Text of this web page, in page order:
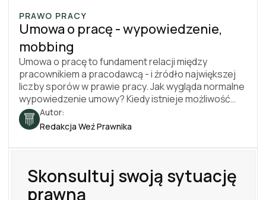
PRAWO PRACY
Umowa o pracę - wypowiedzenie,
mobbing
Umowa o pracę to fundament relacji między
pracownikiem a pracodawcą - i źródło największej
liczby sporów w prawie pracy. Jak wygląda normalne
wypowiedzenie umowy? Kiedy istnieje możliwość
zwolnienia dyscyplinarnego? Co przysługuje przy
utracie pracy? I jak bronić się, gdy pracownik został
zwolniony niezgodnie z przepisami? W tym artykule
Autor:
Redakcja Weź Prawnika
Skonsultuj swoją sytuację
prawną